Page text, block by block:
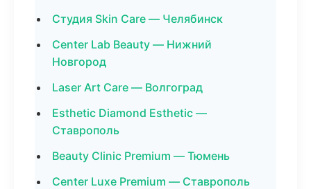
Студия Skin Care — Челябинск
Center Lab Beauty — Нижний
Новгород
Laser Art Care — Волгоград
Esthetic Diamond Esthetic —
Ставрополь
Beauty Clinic Premium — Тюмень
Center Luxe Premium — Ставрополь